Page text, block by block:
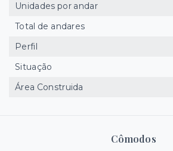
Cômodos
Unidades por andar
Total de andares
Perfil
Situação
Área Construida